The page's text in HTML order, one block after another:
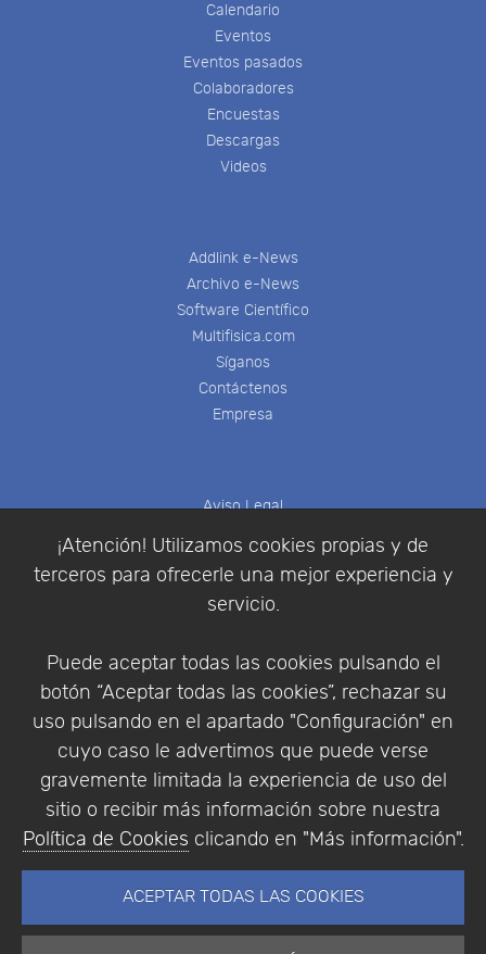
¡Atención! Utilizamos cookies propias y de
terceros para ofrecerle una mejor experiencia y
servicio.
Puede aceptar todas las cookies pulsando el
botón “Aceptar todas las cookies”, rechazar su
uso pulsando en el apartado "Configuración" en
cuyo caso le advertimos que puede verse
gravemente limitada la experiencia de uso del
sitio o recibir más información sobre nuestra
Política de Cookies clicando en "Más información".
ACEPTAR TODAS LAS COOKIES
Calendario
Eventos
Eventos pasados
Colaboradores
Encuestas
Descargas
Videos
Addlink e-News
Archivo e-News
Software Científico
Multifisica.com
Síganos
Contáctenos
Empresa
Aviso Legal
Política de Privacidad
Condiciones de compra
Identificarse
Empresa|Aviso Legal| Política de Privacidad |
Política de Cookies
© Copyright 1994 - 2026. Addlink Software
Científico, S.L.
Portugal.